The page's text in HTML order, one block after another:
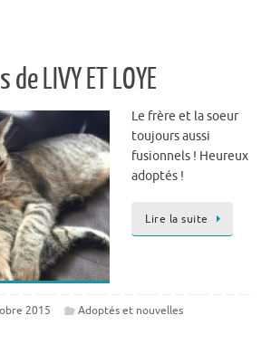
LIVY ET LOYE
Le frère et la soeur
toujours aussi
fusionnels ! Heureux
adoptés !
Lire la suite
2015 Adoptés et nouvelles